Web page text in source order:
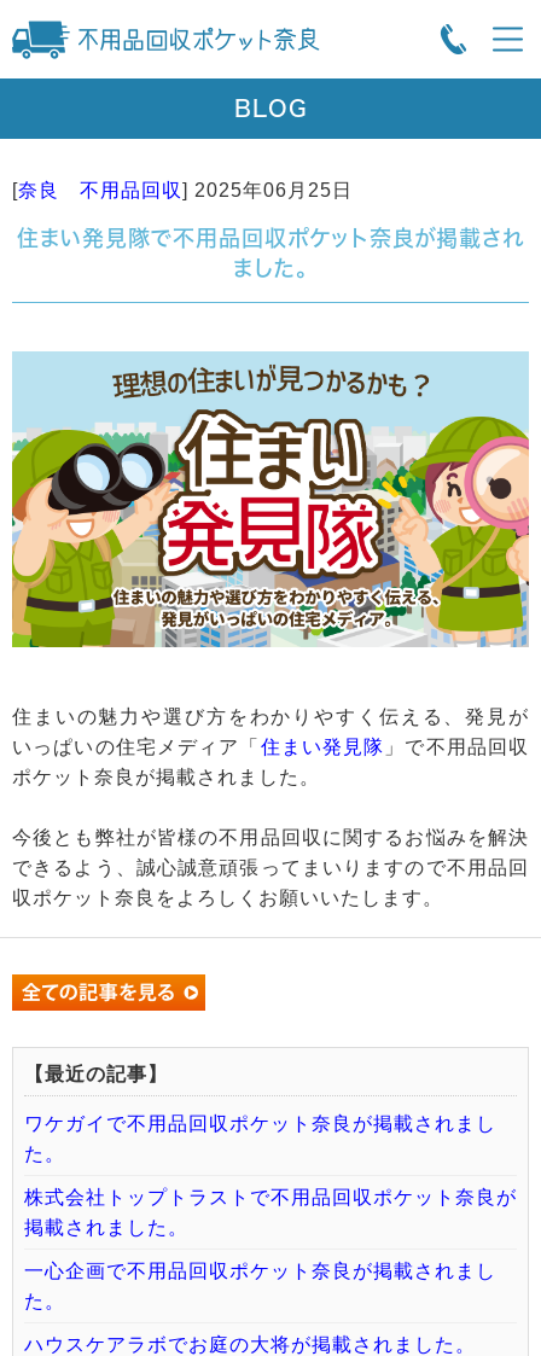
BLOG
[奈良 不用品回収] 2025年06月25日
住まい発見隊で不用品回収ポケット奈良が掲載され
ました。
住まいの魅力や選び方をわかりやすく伝える、発見が
いっぱいの住宅メディア「 住まい発見隊 」で不用品回収
ポケット奈良が掲載されました。
今後とも弊社が皆様の不用品回収に関するお悩みを解決
できるよう、誠心誠意頑張ってまいりますので不用品回
収ポケット奈良をよろしくお願いいたします。
【最近の記事】
ワケガイで不用品回収ポケット奈良が掲載されまし
た。
株式会社トップトラストで不用品回収ポケット奈良が
掲載されました。
一心企画で不用品回収ポケット奈良が掲載されまし
た。
ハウスケアラボでお庭の大将が掲載されました。